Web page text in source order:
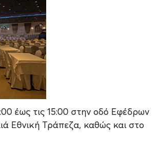
έως τις 15:00 στην οδό Εφέδρων
Εθνική Τράπεζα, καθώς και στο